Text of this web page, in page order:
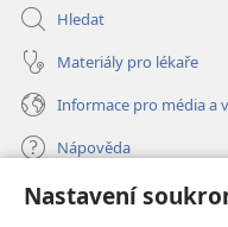
Nastavení
Hledat
Materiály pro lékaře
Informace pro média a
Nápověda
Dary